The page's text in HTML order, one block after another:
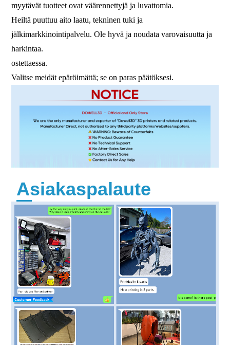
myytävät tuotteet ovat väärennettyjä ja luvattomia.
Heiltä puuttuu aito laatu, tekninen tuki ja
jälkimarkkinointipalvelu. Ole hyvä ja noudata varovaisuutta ja
harkintaa.
ostettaessa.
Valitse meidät epäröimättä; se on paras päätöksesi.
Asiakaspalaute